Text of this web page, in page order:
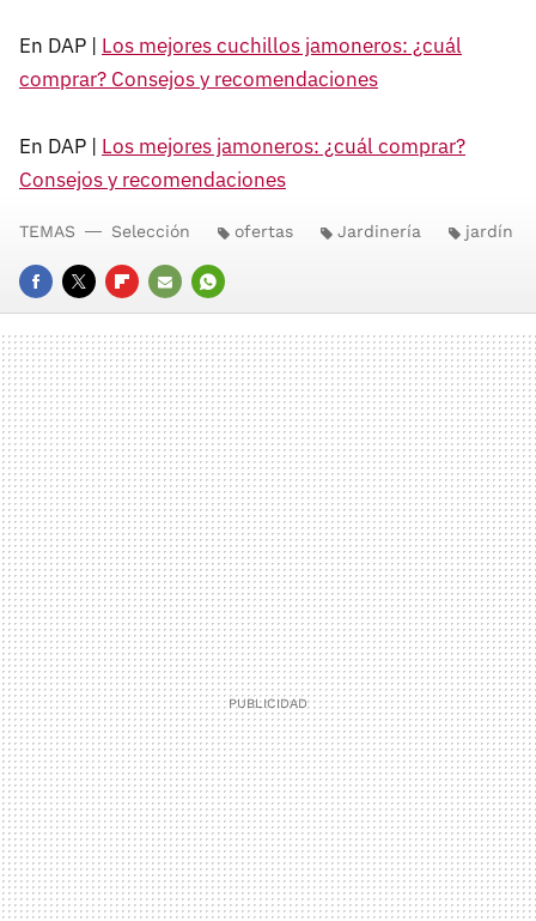
En DAP | Los mejores cuchillos jamoneros: ¿cuál
comprar? Consejos y recomendaciones
En DAP | Los mejores jamoneros: ¿cuál comprar?
Consejos y recomendaciones
FACEBOOK
TWITTERFLIPBOARD
E-
MAIL
WHATSAPP
TEMAS Selección ofertas Jardinería jardín